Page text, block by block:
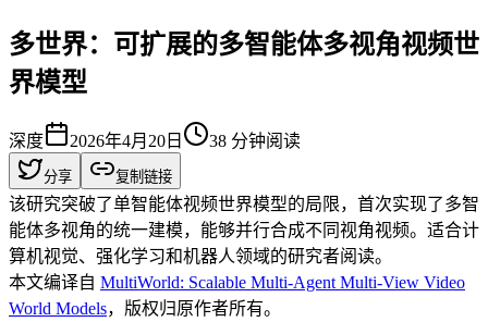
多世界：可扩展的多智能体多视角视频世
界模型
深度 2026年4月20日 38 分钟阅读
分享 复制链接
该研究突破了单智能体视频世界模型的局限，首次实现了多智
能体多视角的统一建模，能够并行合成不同视角视频。适合计
算机视觉、强化学习和机器人领域的研究者阅读。
本文编译自 MultiWorld: Scalable Multi-Agent Multi-View Video
World Models，版权归原作者所有。